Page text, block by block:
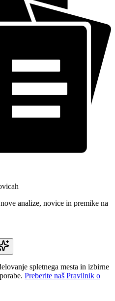
analize, novice in premike na
spletnega mesta in izbirne
Preberite naš Pravilnik o